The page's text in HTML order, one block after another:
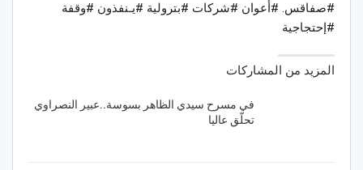
#صفاقس. #أعوان #شركات #بترولية #يـنفذون #وقفة
#إحتجاجية
المزيد من المشاركات
في مسرح سيدي الظاهر بسوسة..عبير النصراوي
تحلّق عاليا